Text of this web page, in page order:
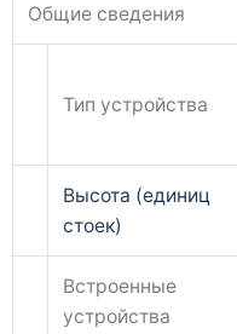
Общие сведения
Тип устройства
Высота (единиц
стоек)
Встроенные
устройства